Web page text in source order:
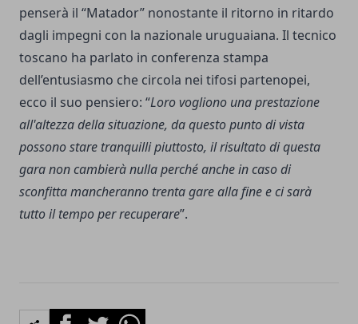
penserà il “Matador” nonostante il ritorno in ritardo
dagli impegni con la nazionale uruguaiana. Il tecnico
toscano ha parlato in conferenza stampa
dell’entusiasmo che circola nei tifosi partenopei,
ecco il suo pensiero: “Loro vogliono una prestazione
all'altezza della situazione, da questo punto di vista
possono stare tranquilli piuttosto, il risultato di questa
gara non cambierà nulla perché anche in caso di
sconfitta mancheranno trenta gare alla fine e ci sarà
tutto il tempo per recuperare”.
FacebookTwitterWhatsapp